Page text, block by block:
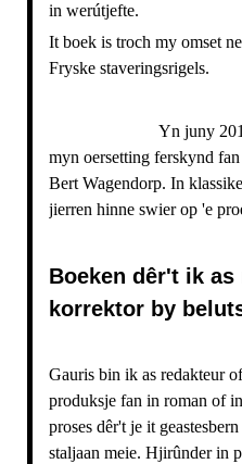
in werútjefte.
It boek is troch my omset
Fryske staveringsrigels.
Yn juny
myn oersetting ferskynd
Bert Wagendorp. In
jierren hinne swier op 'e
Boeken dêr't ik
korrektor by
Gauris bin ik as redakteur
produksje fan in roman of
proses dêr't je it
staljaan meie. Hjirûnder in